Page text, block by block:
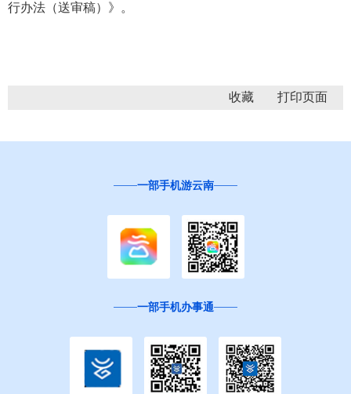
行办法（送审稿）》。
收藏
一部手机游云南
一部手机办事通